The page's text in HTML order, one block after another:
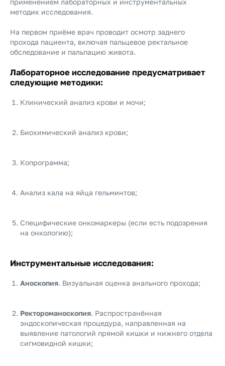
применением лабораторных и инструментальных
методик исследования.
На первом приёме врач проводит осмотр заднего
прохода пациента, включая пальцевое ректальное
обследование и пальпацию живота.
Лабораторное исследование предусматривает
следующие методики:
Клинический анализ крови и мочи;
Биохимический анализ крови;
Копрограмма;
Анализ кала на яйца гельминтов;
Специфические онкомаркеры (если есть подозрения
на онкологию);
Инструментальные исследования:
Аноскопия. Визуальная оценка анального прохода;
Ректороманоскопия. Распространённая
эндоскопическая процедура, направленная на
выявление патологий прямой кишки и нижнего отдела
сигмовидной кишки;